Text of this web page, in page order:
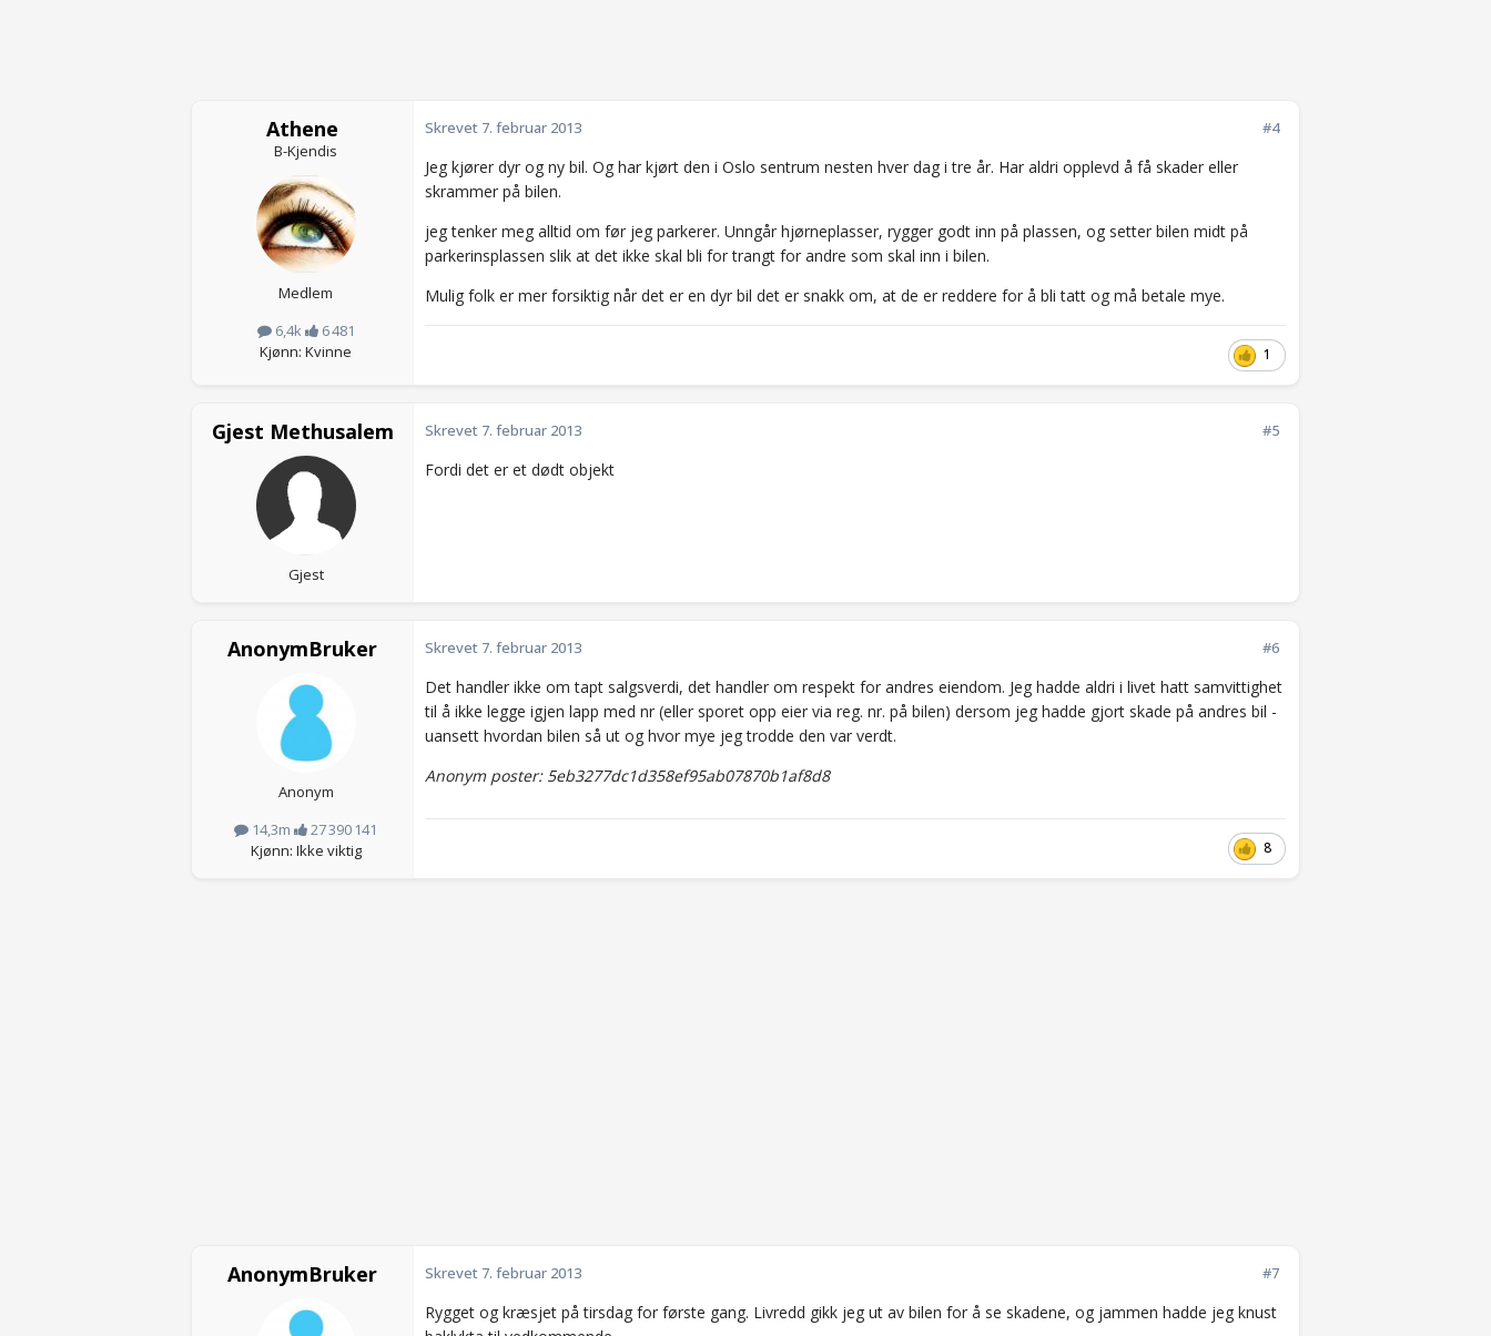
Athene
B-Kjendis
Medlem
6,4k
6 481
Kjønn: Kvinne
#4
Skrevet 7. februar 2013
Jeg kjører dyr og ny bil. Og har kjørt den i Oslo sentrum nesten hver dag i tre år. Har aldri opplevd å få skader eller
skrammer på bilen.
jeg tenker meg alltid om før jeg parkerer. Unngår hjørneplasser, rygger godt inn på plassen, og setter bilen midt på
parkerinsplassen slik at det ikke skal bli for trangt for andre som skal inn i bilen.
Mulig folk er mer forsiktig når det er en dyr bil det er snakk om, at de er reddere for å bli tatt og må betale mye.
1
Gjest Methusalem
Gjest
#5
Skrevet 7. februar 2013
Fordi det er et dødt objekt
AnonymBruker
Anonym
14,3m
27 390 141
Kjønn: Ikke viktig
#6
Skrevet 7. februar 2013
Det handler ikke om tapt salgsverdi, det handler om respekt for andres eiendom. Jeg hadde aldri i livet hatt samvittighet
til å ikke legge igjen lapp med nr (eller sporet opp eier via reg. nr. på bilen) dersom jeg hadde gjort skade på andres bil -
uansett hvordan bilen så ut og hvor mye jeg trodde den var verdt.
Anonym poster: 5eb3277dc1d358ef95ab07870b1af8d8
8
AnonymBruker #7
Skrevet 7. februar 2013
Rygget og kræsjet på tirsdag for første gang. Livredd gikk jeg ut av bilen for å se skadene, og jammen hadde jeg knust